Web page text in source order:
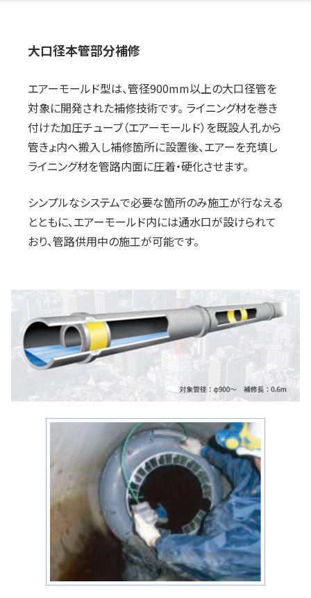
大口径本管部分補修
エアーモールド型は、管径900mm以上の大口径管を
対象に開発された補修技術です。 ライニング材を巻き
付けた加圧チューブ（エアーモールド）を既設人孔から
管きょ内へ搬入し補修箇所に設置後、エアーを充填し
ライニング材を管路内面に圧着・硬化させます。
シンプルなシステムで必要な箇所のみ施工が行なえる
とともに、エアーモールド内には通水口が設けられて
おり、管路供用中の施工が可能です。